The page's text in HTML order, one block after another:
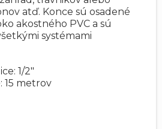
atď. Konce sú osadené
akostného PVC a sú
systémami
1/2"
15 metrov